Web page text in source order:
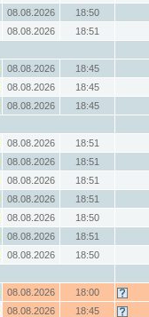
08.08.2026 18:50
08.08.2026 18:51
08.08.2026 18:45
08.08.2026 18:45
08.08.2026 18:45
08.08.2026 18:51
08.08.2026 18:51
08.08.2026 18:51
08.08.2026 18:51
08.08.2026 18:50
08.08.2026 18:51
08.08.2026 18:50
08.08.2026 18:00
08.08.2026 18:45